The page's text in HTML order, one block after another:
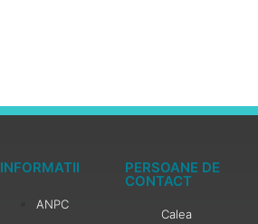
INFORMATII
ANPC
PERSOANE DE
CONTACT
Calea